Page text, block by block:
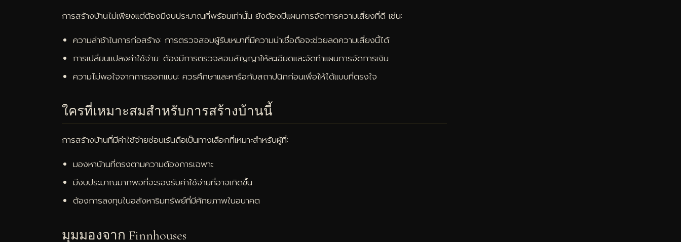
การสร้างบ้านไม่เพียงแต่ต้องมีงบประมาณที่พร้อมเท่านั้น ยังต้องมีแผนการจัดการความเสี่ยงที่ดี เช่น:
ความล่าช้าในการก่อสร้าง: การตรวจสอบผู้รับเหมาที่มีความน่าเชื่อถือจะช่วยลดความเสี่ยงนี้ได้
การเปลี่ยนแปลงค่าใช้จ่าย: ต้องมีการตรวจสอบสัญญาให้ละเอียดและจัดทำแผนการจัดการเงิน
ความไม่พอใจจากการออกแบบ: ควรศึกษาและหารือกับสถาปนิกก่อนเพื่อให้ได้แบบที่ตรงใจ
ใครที่เหมาะสมสำหรับการสร้างบ้านนี้
การสร้างบ้านที่มีค่าใช้จ่ายซ่อนเร้นถือเป็นทางเลือกที่เหมาะสำหรับผู้ที่:
มองหาบ้านที่ตรงตามความต้องการเฉพาะ
มีงบประมาณมากพอที่จะรองรับค่าใช้จ่ายที่อาจเกิดขึ้น
ต้องการลงทุนในอสังหาริมทรัพย์ที่มีศักยภาพในอนาคต
มุมมองจาก Finnhouses